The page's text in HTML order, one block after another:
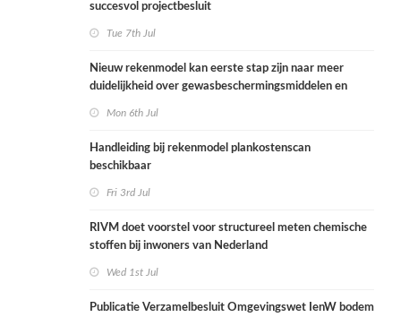
succesvol projectbesluit
Tue 7th Jul
Nieuw rekenmodel kan eerste stap zijn naar meer
duidelijkheid over gewasbeschermingsmiddelen en
Mon 6th Jul
Handleiding bij rekenmodel plankostenscan
beschikbaar
Fri 3rd Jul
RIVM doet voorstel voor structureel meten chemische
stoffen bij inwoners van Nederland
Wed 1st Jul
Publicatie Verzamelbesluit Omgevingswet IenW bodem